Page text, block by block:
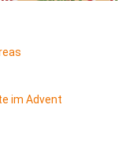
im Advent